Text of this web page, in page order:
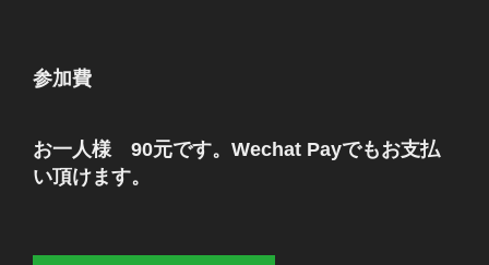
参加費
お一人様 90元です。Wechat Payでもお支払
い頂けます。